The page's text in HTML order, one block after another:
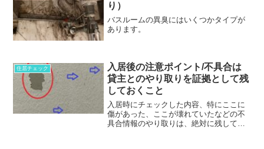
り）
バスルームの異臭にはいくつかタイプが
あります。
住居チェック
入居後の注意ポイント/不具合は
貸主とのやり取りを証拠として残
しておくこと
入居時にチェックした内容、特にここに
傷があった、ここが壊れていたなどの不
具合情報のやり取りは、絶対に残してお